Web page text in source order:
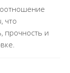
что
прочность и